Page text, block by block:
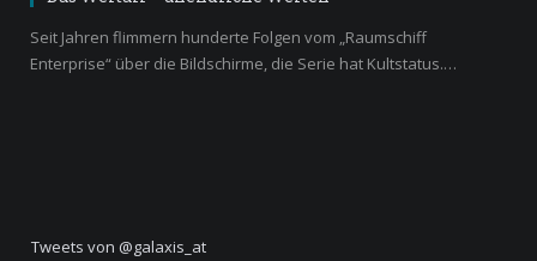
Seit Jahren flimmern hunderte Folgen vom „Raumschiff
Enterprise“ über die Bildschirme, die Serie hat Kultstatus.…
Tweets von @galaxis_at